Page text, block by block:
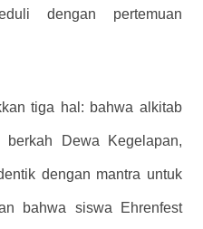
dengan pertemuan
tiga hal: bahwa alkitab
Dewa Kegelapan,
dengan mantra untuk
bahwa siswa Ehrenfest